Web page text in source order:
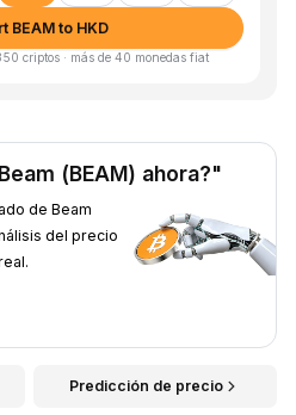
BEAM to HKD
criptos · más de 40 monedas fiat
(BEAM) ahora?"
de Beam
del precio
Predicción de precio